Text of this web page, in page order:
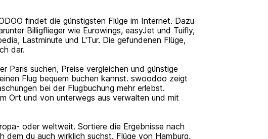
findet die günstigsten Flüge im Internet. Dazu
Billigflieger wie Eurowings, easyJet und Tuifly,
Lastminute und L'Tur. Die gefundenen Flüge,
dar.
suchen, Preise vergleichen und günstige
Flug bequem buchen kannst. swoodoo zeigt
bei der Flugbuchung mehr erlebst.
Ort und von unterwegs aus verwalten und mit
oder weltweit. Sortiere die Ergebnisse nach
dem du auch wirklich suchst. Flüge von Hamburg,